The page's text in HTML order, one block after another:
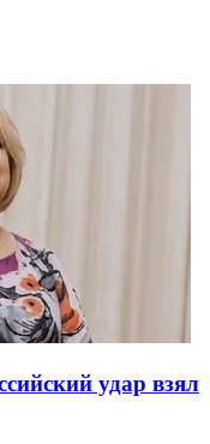
удар взял